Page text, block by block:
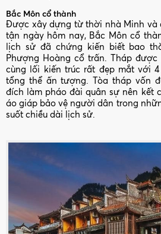
Bắc Môn cổ thành
Được xây dựng từ thời nhà Minh và
tận ngày hôm nay, Bắc Môn cổ
lịch sử đã chứng kiến biết bao
Phượng Hoàng cổ trấn. Tháp
cùng lối kiến trúc rất đẹp mắt với
tổng thể ấn tượng. Tòa tháp vốn
đích làm pháo đài quân sự nên kết
áo giáp bảo vệ người dân trong
suốt chiều dài lịch sử.